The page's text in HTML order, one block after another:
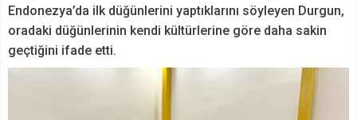
Endonezya’da ilk düğünlerini yaptıklarını söyleyen Durgun,
oradaki düğünlerinin kendi kültürlerine göre daha sakin
geçtiğini ifade etti.